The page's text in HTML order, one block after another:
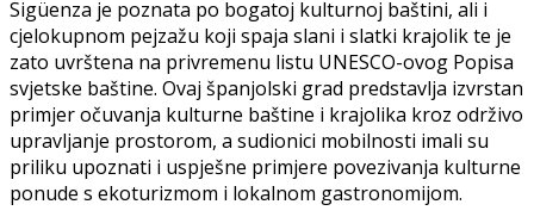
Sigüenza je poznata po bogatoj kulturnoj baštini, ali i
cjelokupnom pejzažu koji spaja slani i slatki krajolik te je
zato uvrštena na privremenu listu UNESCO-ovog Popisa
svjetske baštine. Ovaj španjolski grad predstavlja izvrstan
primjer očuvanja kulturne baštine i krajolika kroz održivo
upravljanje prostorom, a sudionici mobilnosti imali su
priliku upoznati i uspješne primjere povezivanja kulturne
ponude s ekoturizmom i lokalnom gastronomijom.